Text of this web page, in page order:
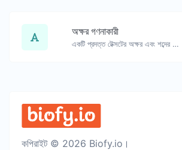
অক্ষর গণনাকারী
একটি প্রদত্ত টেক্সটের অক্ষর এবং শব্দের সংখ্যা গণনা করুন।
কপিরাইট © 2026 Biofy.io।